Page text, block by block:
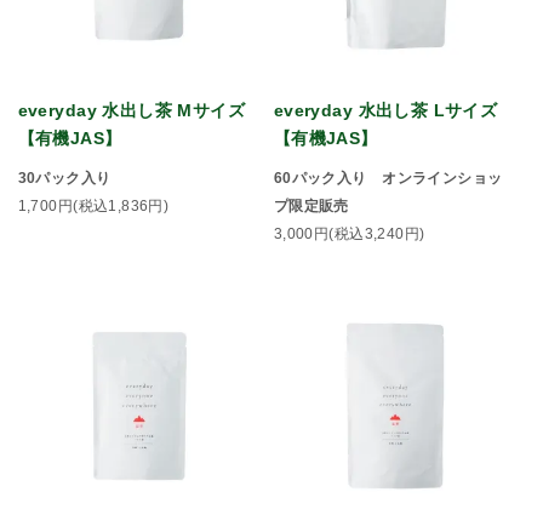
everyday 水出し茶 Mサイズ
【有機JAS】
30パック入り
1,700円(税込1,836円)
everyday 水出し茶 Lサイズ
【有機JAS】
60パック入り オンラインショッ
プ限定販売
3,000円(税込3,240円)